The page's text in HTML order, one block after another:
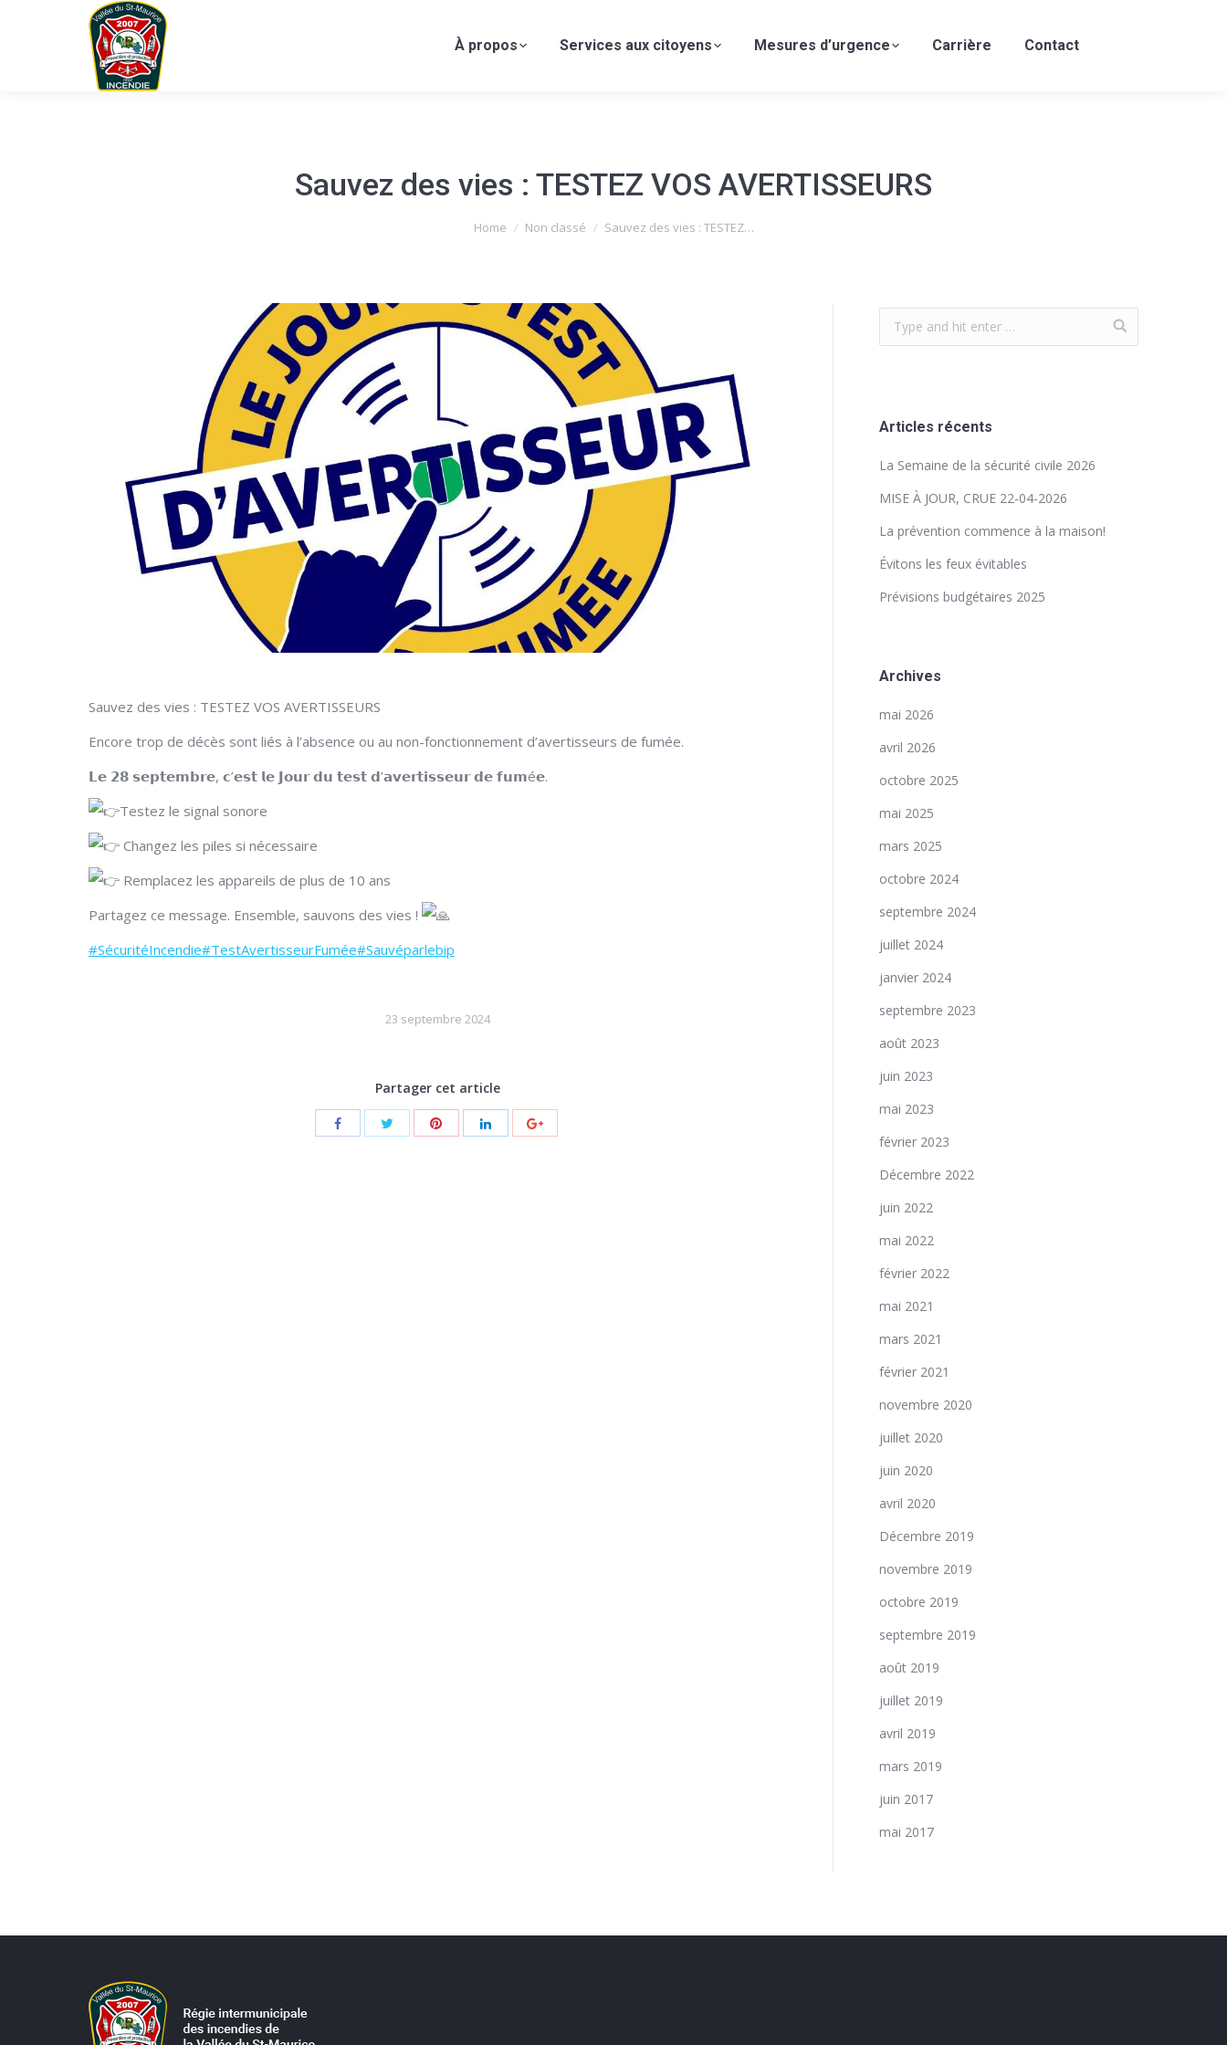
À propos Services aux citoyens Mesures d’urgence Carrière Contact
Sauvez des vies : TESTEZ VOS AVERTISSEURS
Home Non classé Sauvez des vies : TESTEZ…
Sauvez des vies : TESTEZ VOS AVERTISSEURS
Encore trop de décès sont liés à l’absence ou au non-fonctionnement d’avertisseurs de fumée.
𝗟𝗲 𝟮𝟴 𝘀𝗲𝗽𝘁𝗲𝗺𝗯𝗿𝗲, 𝗰’𝗲𝘀𝘁 𝗹𝗲 𝗝𝗼𝘂𝗿 𝗱𝘂 𝘁𝗲𝘀𝘁 𝗱’𝗮𝘃𝗲𝗿𝘁𝗶𝘀𝘀𝗲𝘂𝗿 𝗱𝗲 𝗳𝘂𝗺é𝗲.
Testez le signal sonore
Changez les piles si nécessaire
Remplacez les appareils de plus de 10 ans
Partagez ce message. Ensemble, sauvons des vies !
#SécuritéIncendie#TestAvertisseurFumée#Sauvéparlebip
23 septembre 2024
Partager cet article
Articles récents
La Semaine de la sécurité civile 2026
MISE À JOUR, CRUE 22-04-2026
La prévention commence à la maison!
Évitons les feux évitables
Prévisions budgétaires 2025
Archives
mai 2026
avril 2026
octobre 2025
mai 2025
mars 2025
octobre 2024
septembre 2024
juillet 2024
janvier 2024
septembre 2023
août 2023
juin 2023
mai 2023
février 2023
Décembre 2022
juin 2022
mai 2022
février 2022
mai 2021
mars 2021
février 2021
novembre 2020
juillet 2020
juin 2020
avril 2020
Décembre 2019
novembre 2019
octobre 2019
septembre 2019
août 2019
juillet 2019
avril 2019
mars 2019
juin 2017
mai 2017